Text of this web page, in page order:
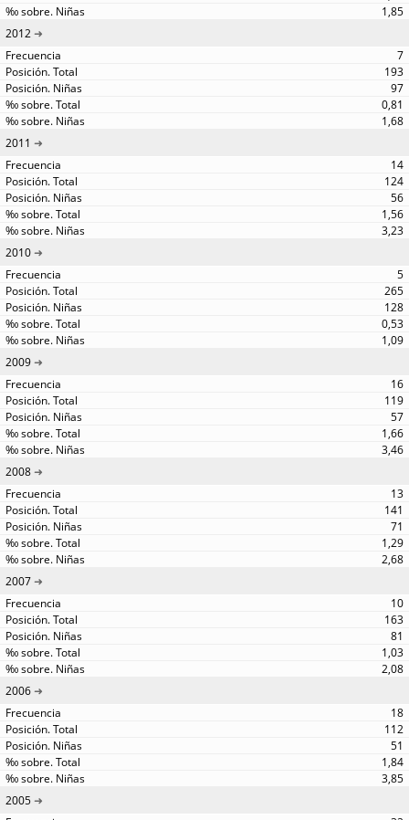
1,85
2012
7
193
97
0,81
1,68
2011
14
124
56
1,56
3,23
2010
5
265
128
0,53
1,09
2009
16
119
57
1,66
3,46
2008
13
141
71
1,29
2,68
2007
10
163
81
1,03
2,08
2006
18
112
51
1,84
3,85
2005